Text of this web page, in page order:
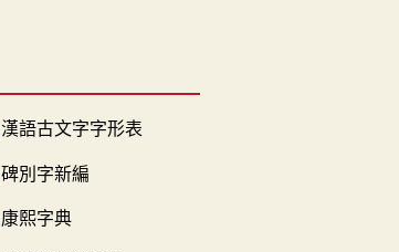
漢語古文字字形表
碑別字新編
康熙字典